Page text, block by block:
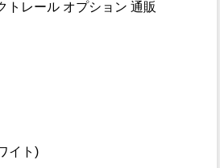
トレール オプション 通販
イト)